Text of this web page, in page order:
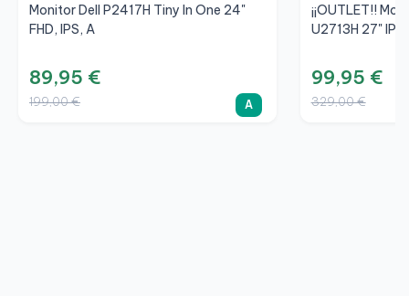
Monitor Dell P2417H Tiny In One 24"
FHD, IPS, A
89,95 €
199,00 € A
¡¡OUTLET!!
U2713H 27" IPS
99,95 €
329,00 €